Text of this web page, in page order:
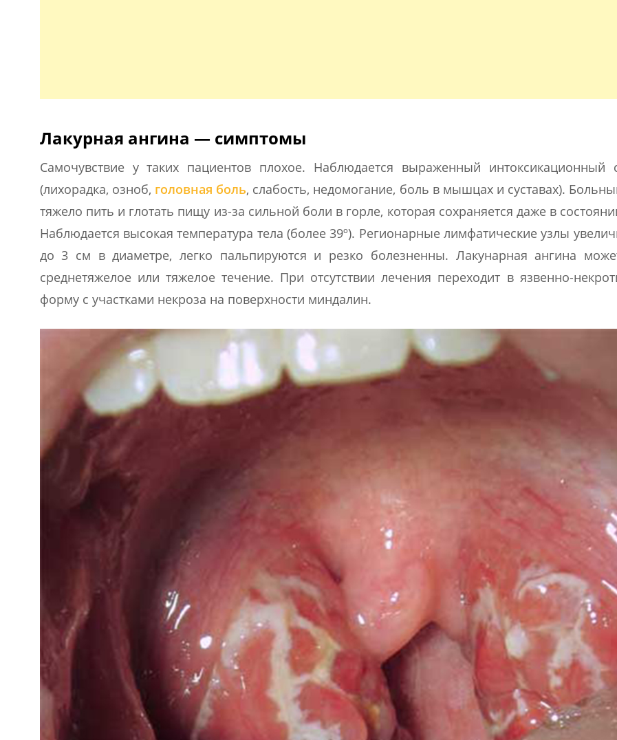
Лакурная ангина — симптомы
Самочувствие у таких пациентов плохое. Наблюдается выраженный интоксикационный
(лихорадка, озноб, головная боль, слабость, недомогание, боль в мышцах и суставах).
тяжело пить и глотать пищу из-за сильной боли в горле, которая сохраняется даже в
Наблюдается высокая температура тела (более 39º). Регионарные лимфатические узлы
до 3 см в диаметре, легко пальпируются и резко болезненны. Лакунарная ангина
среднетяжелое или тяжелое течение. При отсутствии лечения переходит в язвенно-
форму с участками некроза на поверхности миндалин.